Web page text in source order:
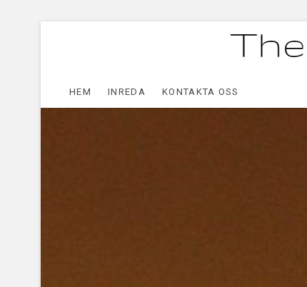
HEM INREDA KONTAKTA OSS